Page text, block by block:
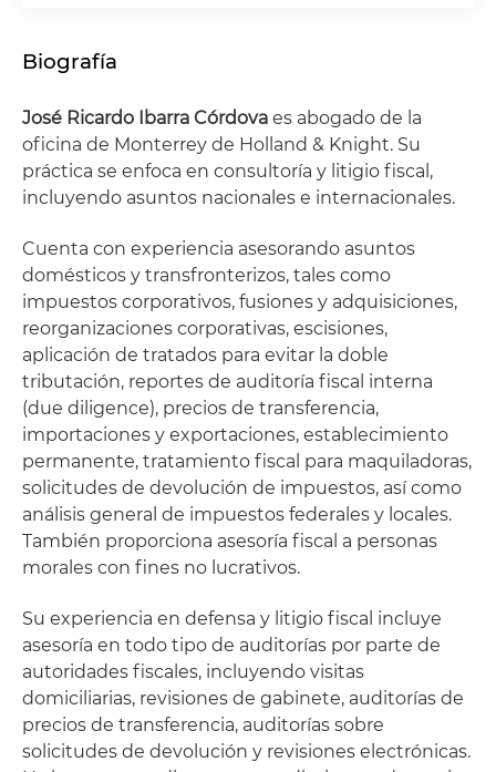
Biografía
José Ricardo Ibarra Córdova es abogado de la
oficina de Monterrey de Holland & Knight. Su
práctica se enfoca en consultoría y litigio fiscal,
incluyendo asuntos nacionales e internacionales.
Cuenta con experiencia asesorando asuntos
domésticos y transfronterizos, tales como
impuestos corporativos, fusiones y adquisiciones,
reorganizaciones corporativas, escisiones,
aplicación de tratados para evitar la doble
tributación, reportes de auditoría fiscal interna
(due diligence), precios de transferencia,
importaciones y exportaciones, establecimiento
permanente, tratamiento fiscal para maquiladoras,
solicitudes de devolución de impuestos, así como
análisis general de impuestos federales y locales.
También proporciona asesoría fiscal a personas
morales con fines no lucrativos.
Su experiencia en defensa y litigio fiscal incluye
asesoría en todo tipo de auditorías por parte de
autoridades fiscales, incluyendo visitas
domiciliarias, revisiones de gabinete, auditorías de
precios de transferencia, auditorías sobre
solicitudes de devolución y revisiones electrónicas.